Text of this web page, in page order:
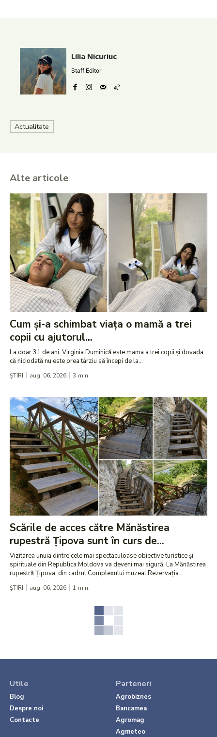
Lilia Nicuriuc
Staff Editor
Actualitate
Alte articole
Cum și-a schimbat viața o mamă a trei
copii cu ajutorul...
La doar 31 de ani, Virginia Duminică este mama a trei copii și dovada
că niciodată nu este prea târziu să începi de la...
ȘTIRI aug. 06, 2026 3 min.
Scările de acces către Mănăstirea
rupestră Țipova sunt în curs de...
Vizitarea unuia dintre cele mai spectaculoase obiective turistice și
spirituale din Republica Moldova va deveni mai sigură. La Mănăstirea
rupestră Țipova, din cadrul Complexului muzeal Rezervația...
ȘTIRI aug. 06, 2026 1 min.
Utile
Blog
Despre noi
Contacte
Parteneri
Agrobiznes
Bancamea
Agromag
Agmeteo